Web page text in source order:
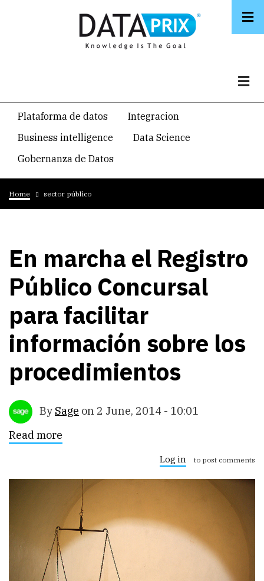
Navegacion
temática
principal
Plataforma de datos
Integracion
Business intelligence
Data Science
Gobernanza de Datos
Breadcrumb
Home sector público
En marcha el Registro
Público Concursal
para facilitar
información sobre los
procedimientos
By Sage on 2 June, 2014 - 10:01
Read more
Registro
Público
Concursal
para
facilitar
información
sobre
los
procedimientos
Log in to post comments